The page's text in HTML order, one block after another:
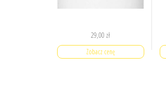
29,00 zł
Zobacz cenę